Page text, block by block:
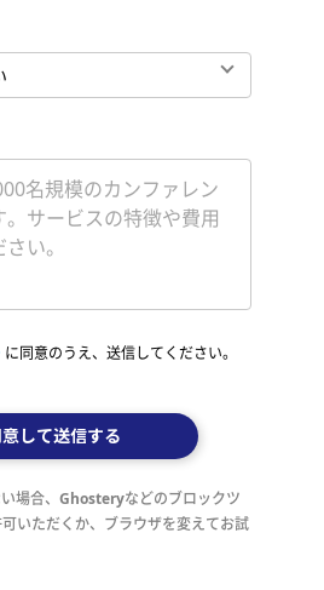
に同意のうえ、送信してください。
して送信する
場合、Ghosteryなどのブロックツ
いただくか、ブラウザを変えてお試